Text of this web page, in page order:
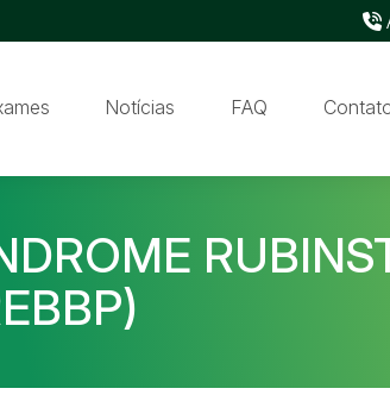
Notícias FAQ